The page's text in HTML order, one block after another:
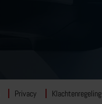
Privacy Klachtenregeling